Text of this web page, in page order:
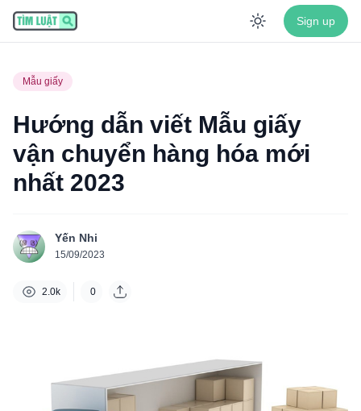
Enable
Sign up
Mẫu giấy
Hướng dẫn viết Mẫu giấy
vận chuyển hàng hóa mới
nhất 2023
Yến Nhi
15/09/2023
2.0k 0